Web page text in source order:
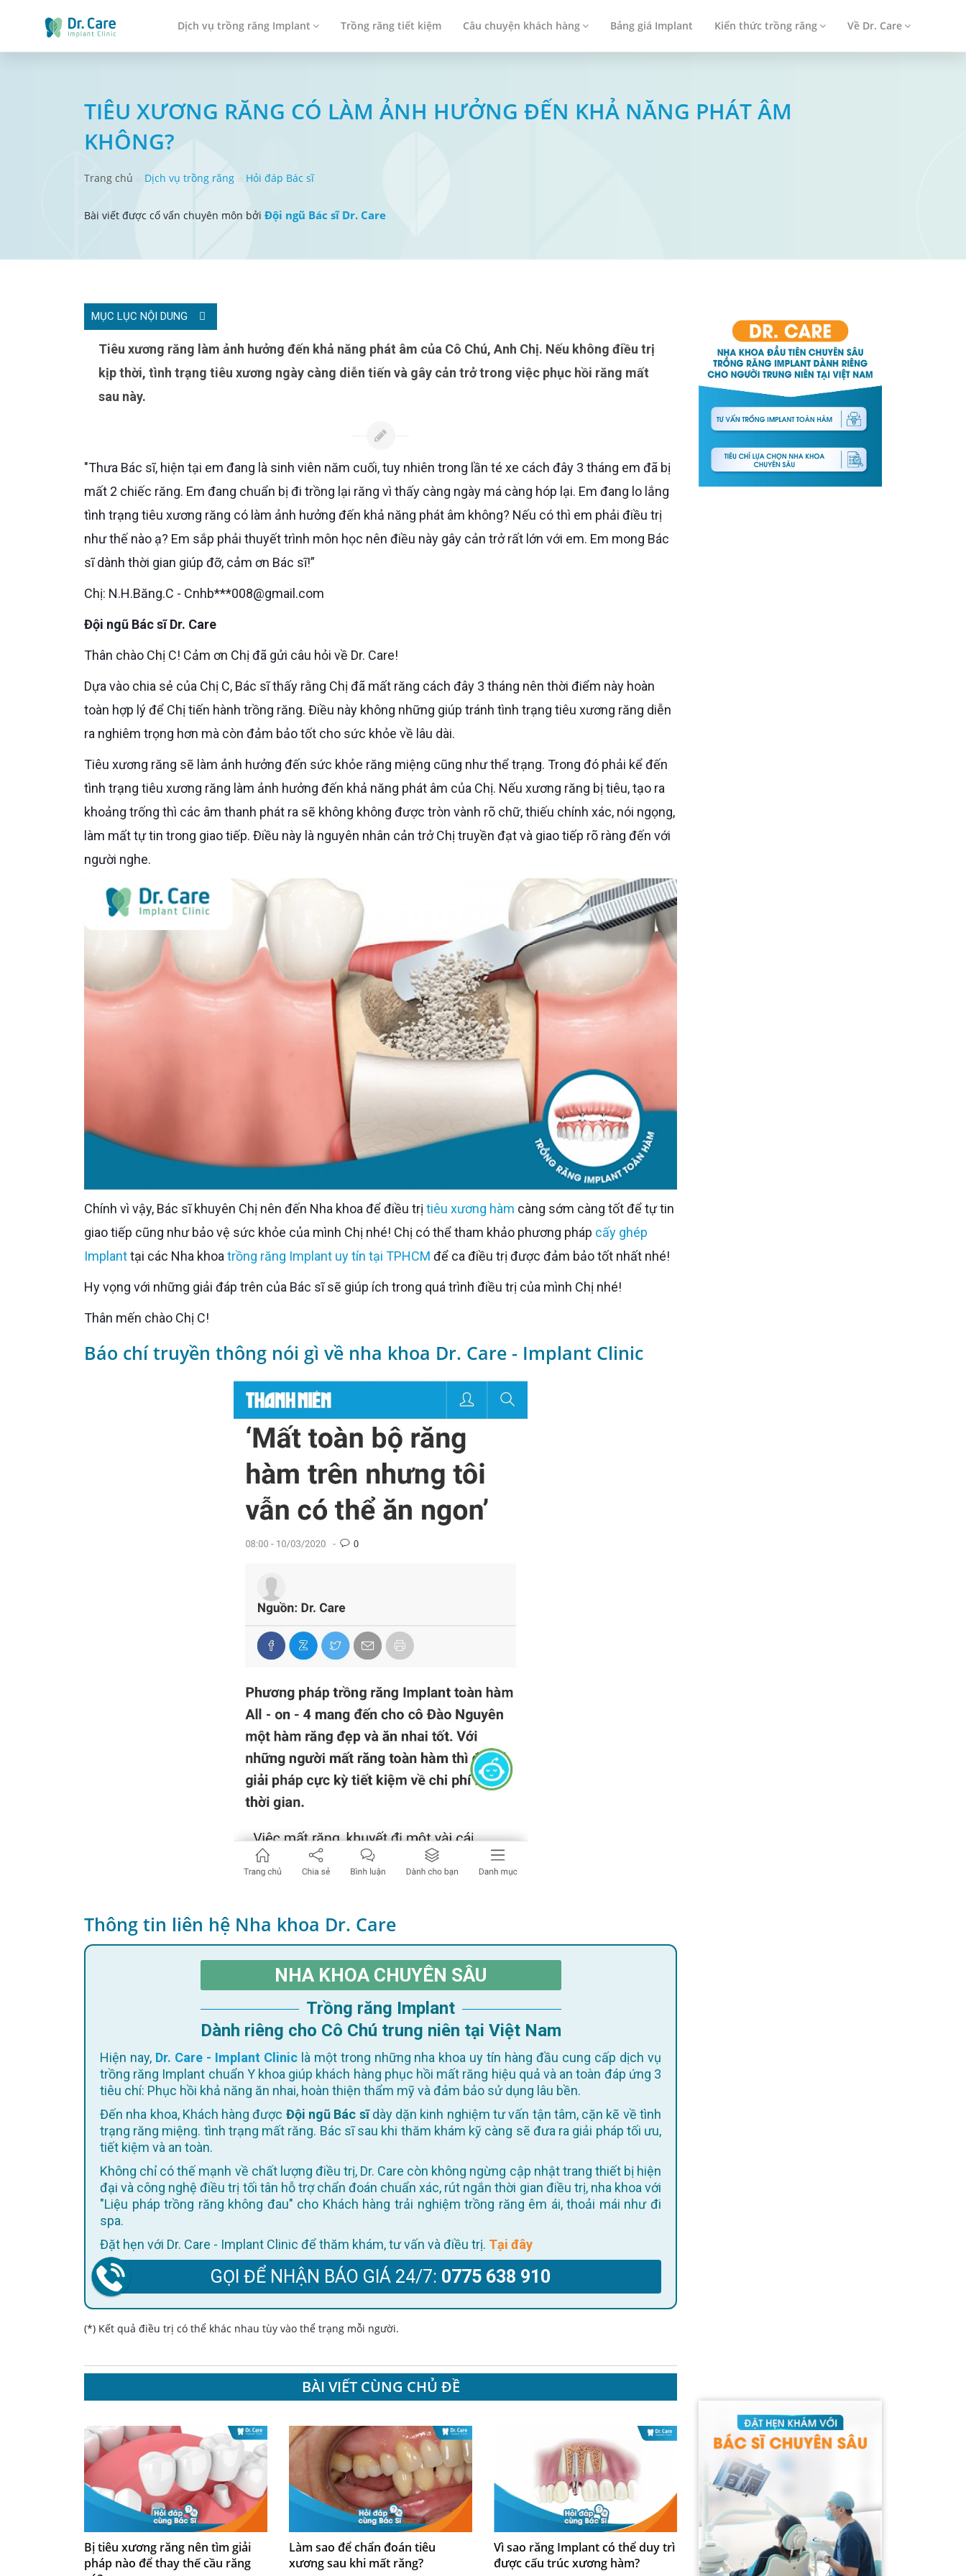
Dịch vụ trồng răng Implant Trồng răng tiết kiệm Câu chuyện khách hàng Bảng giá Implant Kiến thức trồng răng Về Dr. Care
TIÊU XƯƠNG RĂNG CÓ LÀM ẢNH HƯỞNG ĐẾN KHẢ NĂNG PHÁT ÂM
KHÔNG?
Trang chủ Dịch vụ trồng răng Hỏi đáp Bác sĩ
Bài viết được cố vấn chuyên môn bởi Đội ngũ Bác sĩ Dr. Care
MỤC LỤC NỘI DUNG
Tiêu xương răng làm ảnh hưởng đến khả năng phát âm của Cô Chú, Anh Chị. Nếu không điều trị
kịp thời, tình trạng tiêu xương ngày càng diễn tiến và gây cản trở trong việc phục hồi răng mất
sau này.
"Thưa Bác sĩ, hiện tại em đang là sinh viên năm cuối, tuy nhiên trong lần té xe cách đây 3 tháng em đã bị
mất 2 chiếc răng. Em đang chuẩn bị đi trồng lại răng vì thấy càng ngày má càng hóp lại. Em đang lo lắng
tình trạng tiêu xương răng có làm ảnh hưởng đến khả năng phát âm không? Nếu có thì em phải điều trị
như thế nào ạ? Em sắp phải thuyết trình môn học nên điều này gây cản trở rất lớn với em. Em mong Bác
sĩ dành thời gian giúp đỡ, cảm ơn Bác sĩ!”
Chị: N.H.Băng.C - Cnhb***008@gmail.com
Đội ngũ Bác sĩ Dr. Care
Thân chào Chị C! Cảm ơn Chị đã gửi câu hỏi về Dr. Care!
Dựa vào chia sẻ của Chị C, Bác sĩ thấy rằng Chị đã mất răng cách đây 3 tháng nên thời điểm này hoàn
toàn hợp lý để Chị tiến hành trồng răng. Điều này không những giúp tránh tình trạng tiêu xương răng diễn
ra nghiêm trọng hơn mà còn đảm bảo tốt cho sức khỏe về lâu dài.
Tiêu xương răng sẽ làm ảnh hưởng đến sức khỏe răng miệng cũng như thể trạng. Trong đó phải kể đến
tình trạng tiêu xương răng làm ảnh hưởng đến khả năng phát âm của Chị. Nếu xương răng bị tiêu, tạo ra
khoảng trống thì các âm thanh phát ra sẽ không không được tròn vành rõ chữ, thiếu chính xác, nói ngọng,
làm mất tự tin trong giao tiếp. Điều này là nguyên nhân cản trở Chị truyền đạt và giao tiếp rõ ràng đến với
người nghe.
Chính vì vậy, Bác sĩ khuyên Chị nên đến Nha khoa để điều trị tiêu xương hàm càng sớm càng tốt để tự tin
giao tiếp cũng như bảo vệ sức khỏe của mình Chị nhé! Chị có thể tham khảo phương pháp cấy ghép
Implanttại các Nha khoa trồng răng Implant uy tín tại TPHCM để ca điều trị được đảm bảo tốt nhất nhé!
Hy vọng với những giải đáp trên của Bác sĩ sẽ giúp ích trong quá trình điều trị của mình Chị nhé!
Thân mến chào Chị C!
Báo chí truyền thông nói gì về nha khoa Dr. Care - Implant Clinic
Thông tin liên hệ Nha khoa Dr. Care
NHA KHOA CHUYÊN SÂU
Trồng răng Implant
Dành riêng cho Cô Chú trung niên tại Việt Nam
Hiện nay, Dr. Care - Implant Cliniclà một trong những nha khoa uy tín hàng đầu cung cấp dịch vụ
trồng răng Implant chuẩn Y khoa giúp khách hàng phục hồi mất răng hiệu quả và an toàn đáp ứng 3
tiêu chí: Phục hồi khả năng ăn nhai, hoàn thiện thẩm mỹ và đảm bảo sử dụng lâu bền.
Đến nha khoa, Khách hàng được Đội ngũ Bác sĩdày dặn kinh nghiệm tư vấn tận tâm, cặn kẽ về tình
trạng răng miệng. tình trạng mất răng. Bác sĩ sau khi thăm khám kỹ càng sẽ đưa ra giải pháp tối ưu,
tiết kiệm và an toàn.
Không chỉ có thế mạnh về chất lượng điều trị, Dr. Care còn không ngừng cập nhật trang thiết bị hiện
đại và công nghệ điều trị tối tân hỗ trợ chẩn đoán chuẩn xác, rút ngắn thời gian điều trị, nha khoa với
"Liệu pháp trồng răng không đau" cho Khách hàng trải nghiệm trồng răng êm ái, thoải mái như đi
spa.
Đặt hẹn với Dr. Care - Implant Clinic để thăm khám, tư vấn và điều trị. Tại đây
GỌI ĐỂ NHẬN BÁO GIÁ 24/7: 0775 638 910
(*) Kết quả điều trị có thể khác nhau tùy vào thể trạng mỗi người.
BÀI VIẾT CÙNG CHỦ ĐỀ
Bị tiêu xương răng nên tìm giải
pháp nào để thay thế cầu răng
Làm sao để chẩn đoán tiêu
xương sau khi mất răng?
Vì sao răng Implant có thể duy trì
được cấu trúc xương hàm?